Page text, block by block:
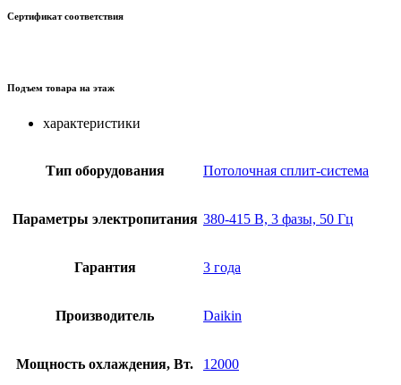
Сертификат соответствия
Подъем товара на этаж
характеристики
Тип оборудования Потолочная сплит-система
Параметры электропитания 380-415 В, 3 фазы, 50 Гц
Гарантия 3 года
Производитель Daikin
Мощность охлаждения, Вт. 12000